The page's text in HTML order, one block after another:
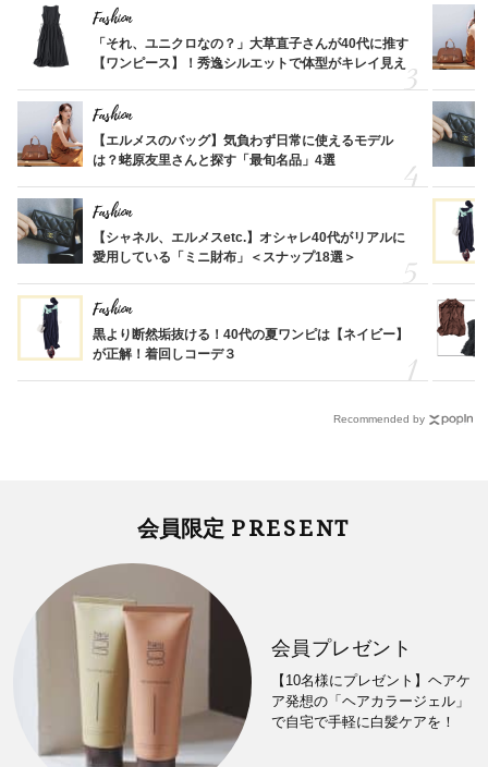
Fashion
「それ、ユニクロなの？」大草直子さんが40代に推す
【ワンピース】！秀逸シルエットで体型がキレイ見え
Fashion
【エルメスのバッグ】気負わず日常に使えるモデル
は？蛯原友里さんと探す「最旬名品」4選
Fashion
【シャネル、エルメスetc.】オシャレ40代がリアルに
愛用している「ミニ財布」＜スナップ18選＞
Fashion
黒より断然垢抜ける！40代の夏ワンピは【ネイビー】
が正解！着回しコーデ３
Recommended by
会員限定 PRESENT
会員プレゼント
【10名様にプレゼント】ヘアケ
ア発想の「ヘアカラージェル」
で自宅で手軽に白髪ケアを！